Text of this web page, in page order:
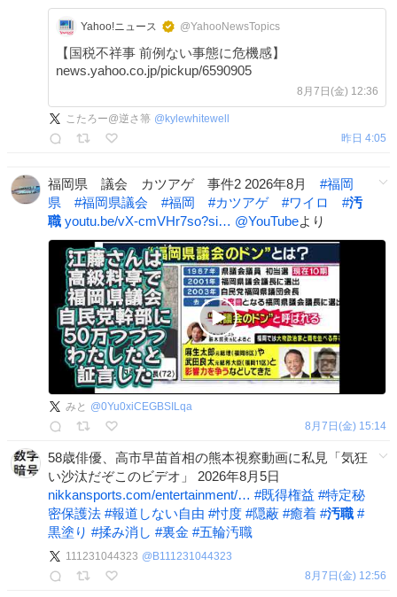
Yahoo!ニュース @YahooNewsTopics
【国税不祥事 前例ない事態に危機感】
news.yahoo.co.jp/pickup/6590905
8月7日(金) 12:36
こたろー@逆さ箒 @ kylewhitewell
昨日 4:05
福岡県 議会 カツアゲ 事件2 2026年8月 #福岡
県
#福岡県議会 #福岡 #カツアゲ #ワイロ #汚
職 youtu.be/vX-cmVHr7so?si… @YouTubeより
みと @0Yu0xiCEGBSILqa
8月7日(金) 15:14
58歳俳優、高市早苗首相の熊本視察動画に私見「気狂
い沙汰だぞこのビデオ」 2026年8月5日
nikkansports.com/entertainment/… #既得権益 #特定秘
密保護法 #報道しない自由 #忖度 #隠蔽 #癒着 #汚職 #
黒塗り #揉み消し #裏金 #五輪汚職
111231044323 @ B111231044323
8月7日(金) 12:56